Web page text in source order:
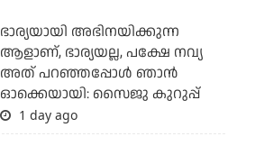
ഭാര്യയായി അഭിനയിക്കുന്ന
ആളാണ്, ഭാര്യയല്ല, പക്ഷേ നവ്യ
അത് പറഞ്ഞപ്പോള്‍ ഞാന്‍
ഓക്കെയായി: സൈജു കുറുപ്പ്
1 day ago